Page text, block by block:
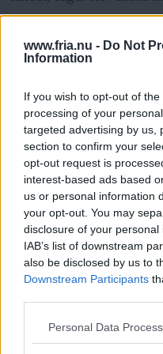
www.fria.nu - Do Not
Information
If you wish to opt-out of
processing of your
targeted advertising by us,
section to confirm your
opt-out request is
interest-based ads based
us or personal information
your opt-out. You may
disclosure of your
IAB’s list of downstream
also be disclosed by us to
Downstream Participants
Please note that this
Personal Data
Läs Frias
Syreär Sveriges
miljoner människor.
Silvo Debelak är expert
universitet. Han sa till
TV att händelserna i
mänskliga rättigheterna.
– Det var ett fall av
redan problem med
Debelak tänkte på de
förstörde flera tusen
lämnade Jugoslavien år
illegala invandrare och
Tusentals av dem
de varit rädda för att bli
domstol har nyligen